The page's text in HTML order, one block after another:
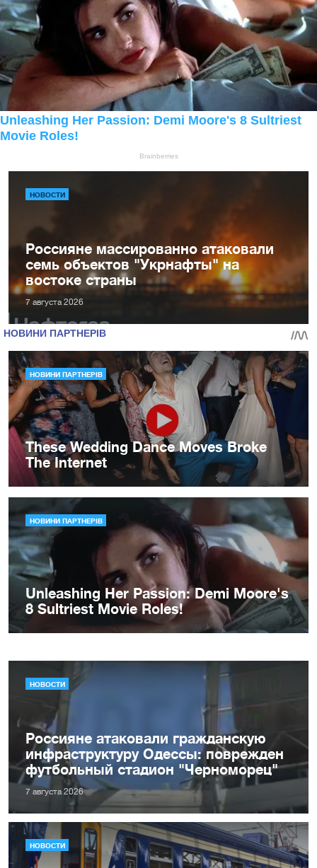
НОВОСТИ
Россияне массированно атаковали
семь объектов "Укрнафты" на
востоке страны
7 августа 2026
НОВОСТИ
Россияне атаковали гражданскую
инфраструктуру Одессы: поврежден
футбольный стадион "Черноморец"
7 августа 2026
НОВОСТИ